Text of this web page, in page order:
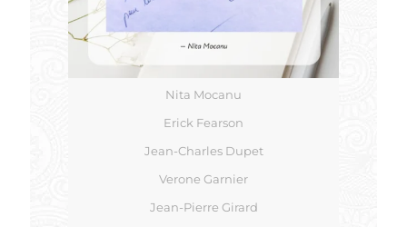
Nita Mocanu
Erick Fearson
Jean-Charles Dupet
Verone Garnier
Jean-Pierre Girard